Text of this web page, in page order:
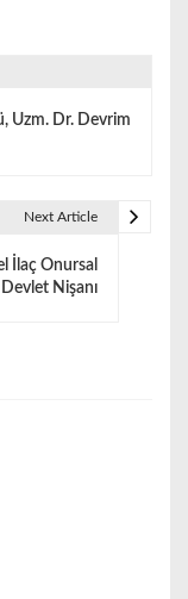
Uzm. Dr. Devrim
Next Article
İlaç Onursal
Nişanı